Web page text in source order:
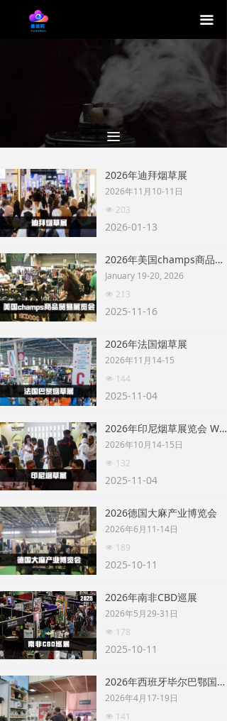
끀
끀
2026年迪拜烟草展
2026年11月10-11日
넶 203
2026-01-13
2026年美国champs商品贸易展览会-奥斯汀
January 19-20, 2026
넶 213
2025-11-16
2026年法国烟草展
2026年11月14-15
넶 144
2025-11-04
2026年印尼烟草展览会 WT ASIA
2026年10月14-15日
넶 132
2025-11-04
2026德国大麻产业博览会
2026年6月11-14日
넶 189
2025-10-11
2026年南非CBD巡展
2026年5月29-31日
넶 178
2025-10-11
2026年西班牙毕尔巴鄂国际大麻展
2026年4月17-19日
넶 141